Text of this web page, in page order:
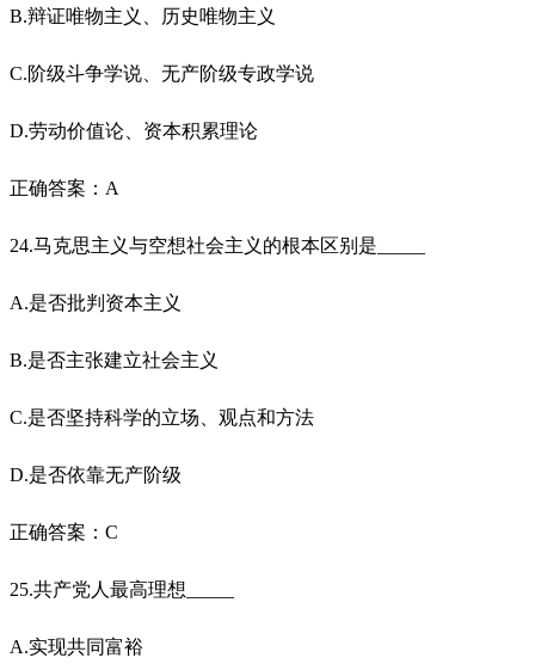
B.辩证唯物主义、历史唯物主义
C.阶级斗争学说、无产阶级专政学说
D.劳动价值论、资本积累理论
正确答案：A
24.马克思主义与空想社会主义的根本区别是_____
A.是否批判资本主义
B.是否主张建立社会主义
C.是否坚持科学的立场、观点和方法
D.是否依靠无产阶级
正确答案：C
25.共产党人最高理想_____
A.实现共同富裕